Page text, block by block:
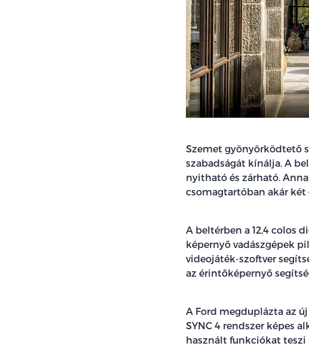
Szemet gyönyörködtető
szabadságát kínálja. A
nyitható és zárható.
csomagtartóban akár két
A beltérben a 12,4 colos
képernyő vadászgépek
videojáték-szoftver
az érintőképernyő
A Ford megduplázta az
SYNC 4 rendszer képes
használt funkciókat teszi